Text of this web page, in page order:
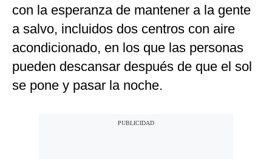
con la esperanza de mantener a la gente
a salvo, incluidos dos centros con aire
acondicionado, en los que las personas
pueden descansar después de que el sol
se pone y pasar la noche.